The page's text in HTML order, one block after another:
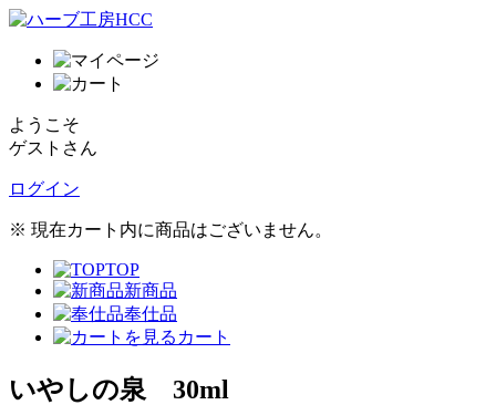
ようこそ
ゲストさん
ログイン
※ 現在カート内に商品はございません。
TOP
新商品
奉仕品
カート
いやしの泉 30ml